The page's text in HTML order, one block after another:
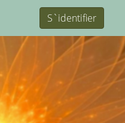
S`identifier